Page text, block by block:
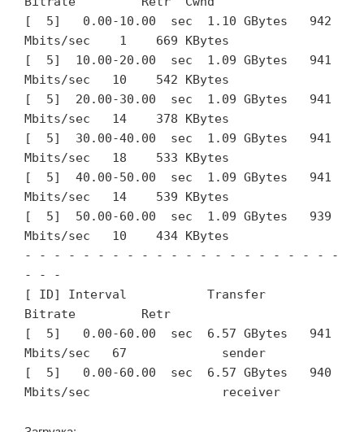
[  5]   0.00-10.00  sec  1.10 GBytes   942
Mbits/sec    1    669 KBytes
[  5]  10.00-20.00  sec  1.09 GBytes   941
Mbits/sec   10    542 KBytes
[  5]  20.00-30.00  sec  1.09 GBytes   941
Mbits/sec   14    378 KBytes
[  5]  30.00-40.00  sec  1.09 GBytes   941
Mbits/sec   18    533 KBytes
[  5]  40.00-50.00  sec  1.09 GBytes   941
Mbits/sec   14    539 KBytes
[  5]  50.00-60.00  sec  1.09 GBytes   939
Mbits/sec   10    434 KBytes
- - - - - - - - - - - - - - - - - - - - - -
- - -
[ ID] Interval           Transfer
Bitrate         Retr
[  5]   0.00-60.00  sec  6.57 GBytes   941
Mbits/sec   67             sender
[  5]   0.00-60.00  sec  6.57 GBytes   940
Mbits/sec                  receiver